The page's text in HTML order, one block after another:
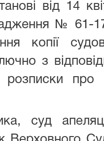
від 14
№ 61-
копії
з
розписки про
суд